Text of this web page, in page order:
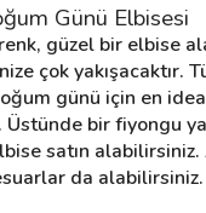
Günü Elbisesi
güzel bir elbise
çok yakışacaktır.
günü için en
bir fiyongu
satın alabilirsiniz.
da alabilirsiniz.